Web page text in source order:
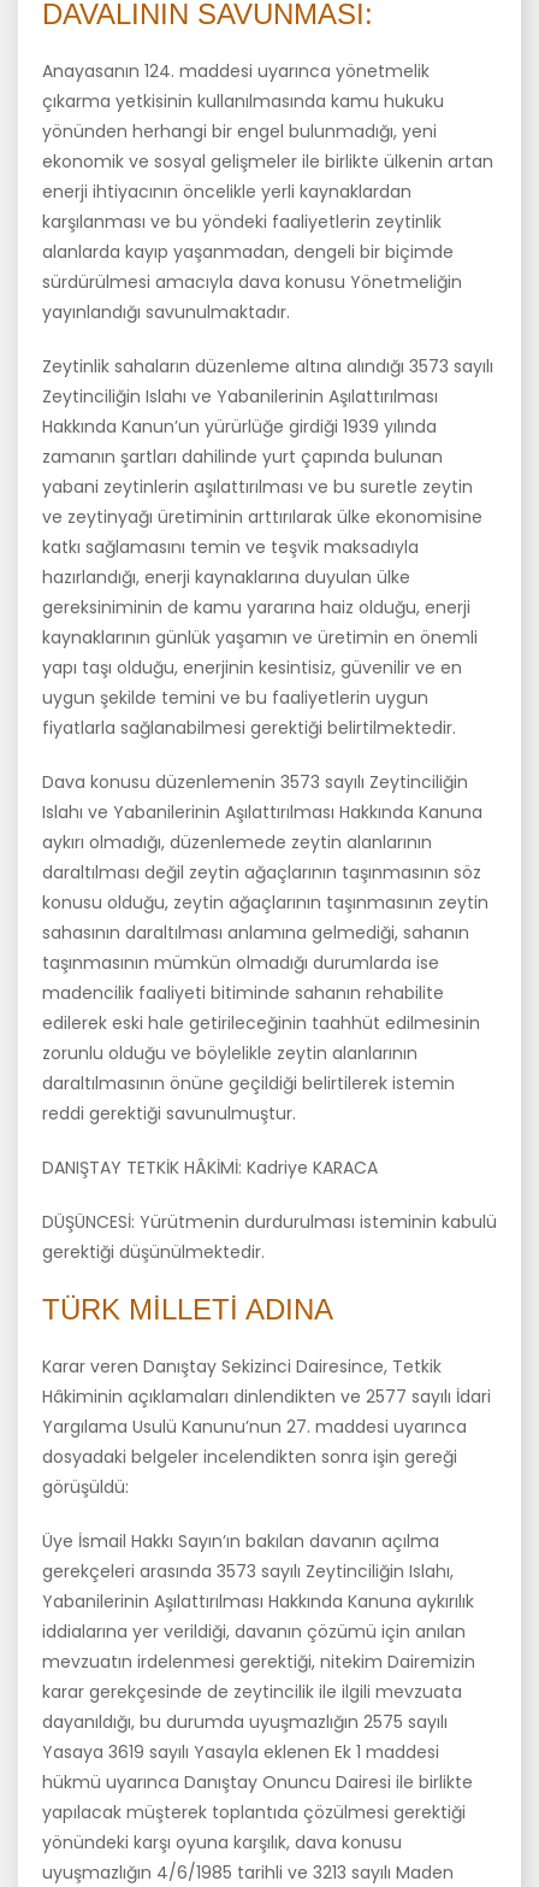
DAVALININ SAVUNMASI:
Anayasanın 124. maddesi uyarınca yönetmelik
çıkarma yetkisinin kullanılmasında kamu hukuku
yönünden herhangi bir engel bulunmadığı, yeni
ekonomik ve sosyal gelişmeler ile birlikte ülkenin artan
enerji ihtiyacının öncelikle yerli kaynaklardan
karşılanması ve bu yöndeki faaliyetlerin zeytinlik
alanlarda kayıp yaşanmadan, dengeli bir biçimde
sürdürülmesi amacıyla dava konusu Yönetmeliğin
yayınlandığı savunulmaktadır.
Zeytinlik sahaların düzenleme altına alındığı 3573 sayılı
Zeytinciliğin Islahı ve Yabanilerinin Aşılattırılması
Hakkında Kanun’un yürürlüğe girdiği 1939 yılında
zamanın şartları dahilinde yurt çapında bulunan
yabani zeytinlerin aşılattırılması ve bu suretle zeytin
ve zeytinyağı üretiminin arttırılarak ülke ekonomisine
katkı sağlamasını temin ve teşvik maksadıyla
hazırlandığı, enerji kaynaklarına duyulan ülke
gereksiniminin de kamu yararına haiz olduğu, enerji
kaynaklarının günlük yaşamın ve üretimin en önemli
yapı taşı olduğu, enerjinin kesintisiz, güvenilir ve en
uygun şekilde temini ve bu faaliyetlerin uygun
fiyatlarla sağlanabilmesi gerektiği belirtilmektedir.
Dava konusu düzenlemenin 3573 sayılı Zeytinciliğin
Islahı ve Yabanilerinin Aşılattırılması Hakkında Kanuna
aykırı olmadığı, düzenlemede zeytin alanlarının
daraltılması değil zeytin ağaçlarının taşınmasının söz
konusu olduğu, zeytin ağaçlarının taşınmasının zeytin
sahasının daraltılması anlamına gelmediği, sahanın
taşınmasının mümkün olmadığı durumlarda ise
madencilik faaliyeti bitiminde sahanın rehabilite
edilerek eski hale getirileceğinin taahhüt edilmesinin
zorunlu olduğu ve böylelikle zeytin alanlarının
daraltılmasının önüne geçildiği belirtilerek istemin
reddi gerektiği savunulmuştur.
DANIŞTAY TETKİK HÂKİMİ: Kadriye KARACA
DÜŞÜNCESİ: Yürütmenin durdurulması isteminin kabulü
gerektiği düşünülmektedir.
TÜRK MİLLETİ ADINA
Karar veren Danıştay Sekizinci Dairesince, Tetkik
Hâkiminin açıklamaları dinlendikten ve 2577 sayılı İdari
Yargılama Usulü Kanunu’nun 27. maddesi uyarınca
dosyadaki belgeler incelendikten sonra işin gereği
görüşüldü:
Üye İsmail Hakkı Sayın’ın bakılan davanın açılma
gerekçeleri arasında 3573 sayılı Zeytinciliğin Islahı,
Yabanilerinin Aşılattırılması Hakkında Kanuna aykırılık
iddialarına yer verildiği, davanın çözümü için anılan
mevzuatın irdelenmesi gerektiği, nitekim Dairemizin
karar gerekçesinde de zeytincilik ile ilgili mevzuata
dayanıldığı, bu durumda uyuşmazlığın 2575 sayılı
Yasaya 3619 sayılı Yasayla eklenen Ek 1 maddesi
hükmü uyarınca Danıştay Onuncu Dairesi ile birlikte
yapılacak müşterek toplantıda çözülmesi gerektiği
yönündeki karşı oyuna karşılık, dava konusu
uyuşmazlığın 4/6/1985 tarihli ve 3213 sayılı Maden